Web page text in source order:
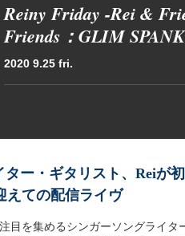
Reiny Friday -Rei &
Friends：GLIM
2020 9.25 fri.
ター・ギタリスト、Reiが
ての配信ライヴ
目を集めるシンガーソングライ